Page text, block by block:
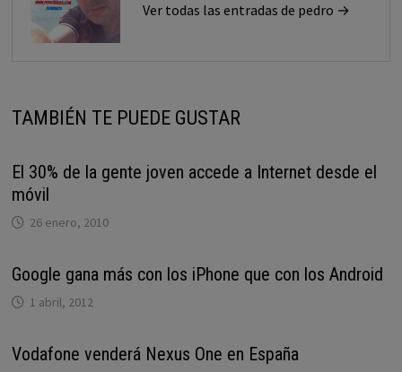
Ver todas las entradas de pedro →
TAMBIÉN TE PUEDE GUSTAR
El 30% de la gente joven accede a Internet desde el
móvil
26 enero, 2010
Google gana más con los iPhone que con los Android
1 abril, 2012
Vodafone venderá Nexus One en España